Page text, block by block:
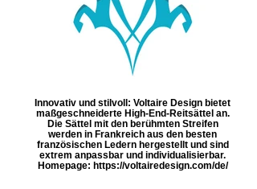
Innovativ und stilvoll: Voltaire Design bietet
maßgeschneiderte High-End-Reitsättel an.
Die Sättel mit den berühmten Streifen
werden in Frankreich aus den besten
französischen Ledern hergestellt und sind
extrem anpassbar und individualisierbar.
Homepage: https://voltairedesign.com/de/